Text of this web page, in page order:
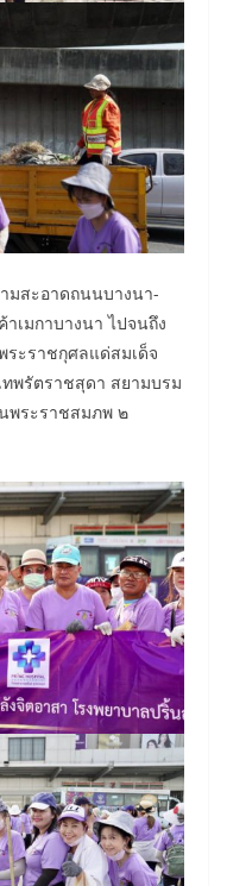
มสะอาดถนนบางนา-
เมกาบางนา ไปจนถึง
ระราชกุศลแด่สมเด็จ
ทพรัตราชสุดา สยามบรม
พระราชสมภพ ๒